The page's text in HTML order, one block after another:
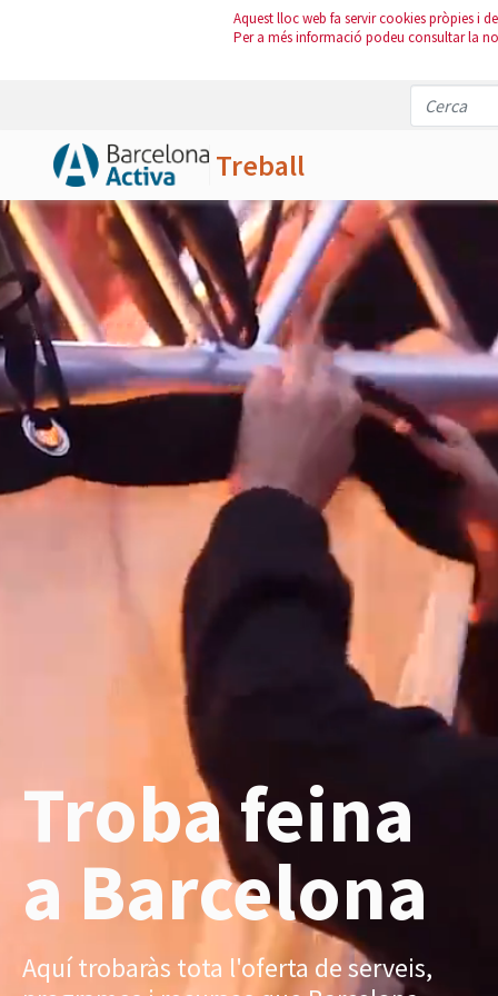
Aquest lloc web fa servir cookies pròpies i
Per a més informació podeu consultar la
Treball
Salta al contingut principal
Troba feina
a Barcelona
Aquí trobaràs tota l'oferta de serveis,